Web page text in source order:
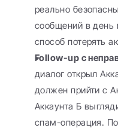
реально
сообщений в
способ потерять
Follow-up с
диалог открыл
должен прийти с
Аккаунта Б
спам-операция.